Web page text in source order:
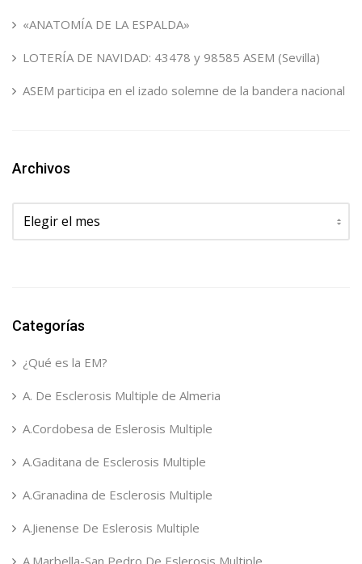
«ANATOMÍA DE LA ESPALDA»
LOTERÍA DE NAVIDAD: 43478 y 98585 ASEM (Sevilla)
ASEM participa en el izado solemne de la bandera nacional
Archivos
Archivos
Categorías
¿Qué es la EM?
A. De Esclerosis Multiple de Almeria
A.Cordobesa de Eslerosis Multiple
A.Gaditana de Esclerosis Multiple
A.Granadina de Esclerosis Multiple
A.Jienense De Eslerosis Multiple
A.Marbella-San Pedro De Eslerosis Multiple